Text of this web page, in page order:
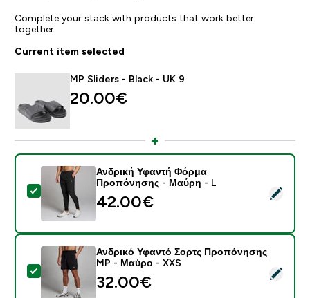
Complete your stack with products that work better
together
Current item selected
MP Sliders - Black - UK 9
20.00€‎
Select this product - Ανδρική Υφαντή Φόρμα
Ανδρική Υφαντή Φόρμα
Προπόνησης - Μαύρη - L
42.00€‎
Select this product - Ανδρικό Υφαντό Σορτς
Ανδρικό Υφαντό Σορτς Προπόνησης
MP - Μαύρο - XXS
32.00€‎